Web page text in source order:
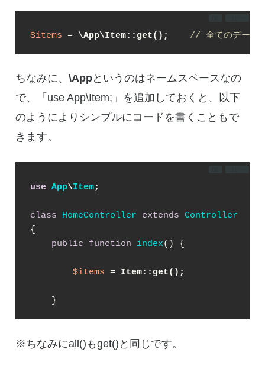
$items = \App\Item::get(); // 全てのデータ
ちなみに、\Appというのはネームスペースなの
で、「use App\Item;」を追加しておくと、以下
のようによりシンプルにコードを書くこともで
きます。
use App\Item;
class HomeController extends Controller
{
public
function index( ) {
$items = Item::get();
    }
※ちなみにall()もget()と同じです。